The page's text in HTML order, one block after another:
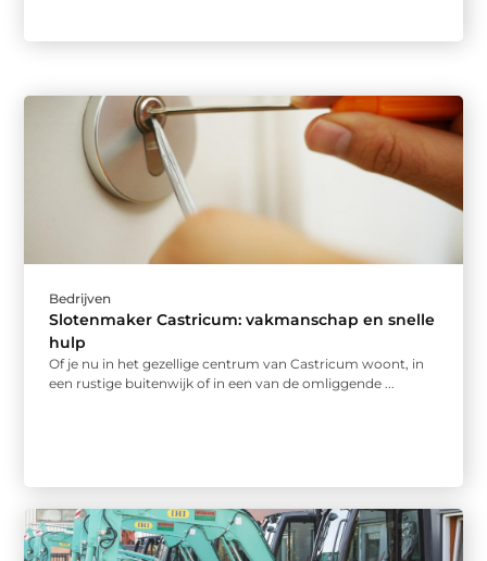
Bedrijven
Slotenmaker Castricum: vakmanschap en snelle
hulp
Of je nu in het gezellige centrum van Castricum woont, in
een rustige buitenwijk of in een van de omliggende ...